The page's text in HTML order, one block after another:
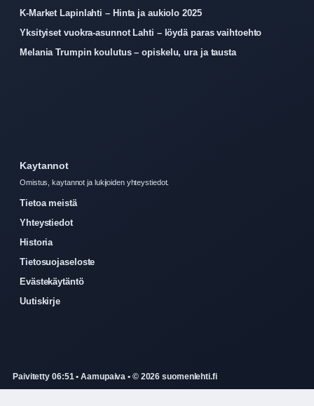
K-Market Lapinlahti – Hinta ja aukiolo 2025
Yksityiset vuokra-asunnot Lahti – löydä paras vaihtoehto
Melania Trumpin koulutus – opiskelu, ura ja tausta
Kaytannot
Omistus, kaytannot ja lukijoiden yhteystiedot.
Tietoa meistä
Yhteystiedot
Historia
Tietosuojaseloste
Evästekäytäntö
Uutiskirje
Paivitetty 06:51 • Aamupaiva • © 2026 suomenlehti.fi